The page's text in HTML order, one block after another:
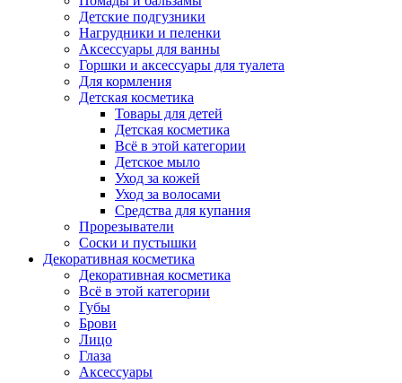
Детские подгузники
Нагрудники и пеленки
Аксессуары для ванны
Горшки и аксессуары для туалета
Для кормления
Детская косметика
Товары для детей
Детская косметика
Всё в этой категории
Детское мыло
Уход за кожей
Уход за волосами
Средства для купания
Прорезыватели
Соски и пустышки
Декоративная косметика
Декоративная косметика
Всё в этой категории
Губы
Брови
Лицо
Глаза
Аксессуары